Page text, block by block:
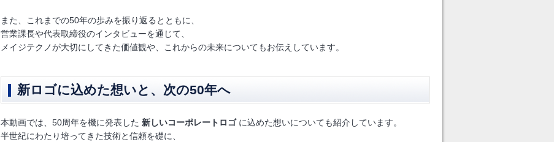
また、これまでの50年の歩みを振り返るとともに、
営業課長や代表取締役のインタビューを通じて、
メイジテクノが大切にしてきた価値観や、これからの未来についてもお伝えしています。
新ロゴに込めた想いと、次の50年へ
本動画では、50周年を機に発表した 新しいコーポレートロゴ に込めた想いについても紹介しています。
半世紀にわたり培ってきた技術と信頼を礎に、